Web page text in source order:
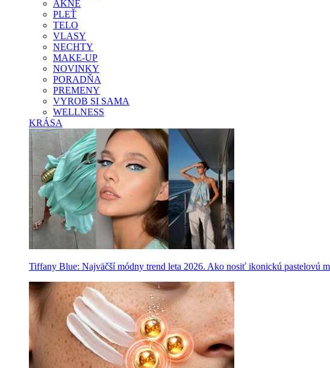
AKNÉ
PLEŤ
TELO
VLASY
NECHTY
MAKE-UP
NOVINKY
PORADŇA
PREMENY
VYROB SI SAMA
WELLNESS
KRÁSA
Tiffany Blue: Najväčší módny trend leta 2026. Ako nosiť ikonickú pastelovú